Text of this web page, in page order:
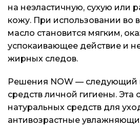
на неэластичную, сухую или
кожу. При использовании во
масло становится мягким,
успокаивающее действие и
жирных следов.
Решения NOW — следующий
средств личной гигиены.
натуральных средств для
антивозрастные